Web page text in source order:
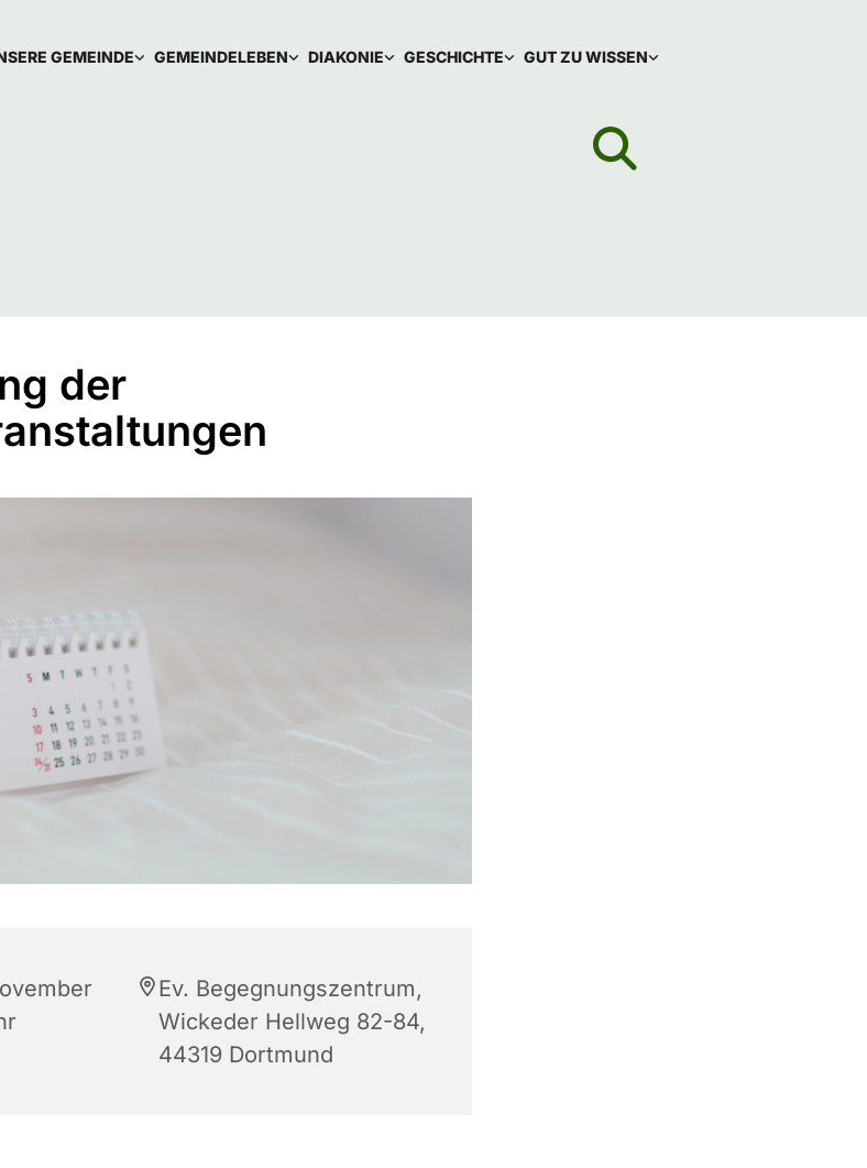
GEMEINDE GEMEINDELEBEN DIAKONIE GESCHICHTE GUT ZU WISSEN
der
Ev. Begegnungszentrum,
Wickeder Hellweg 82-84,
44319 Dortmund